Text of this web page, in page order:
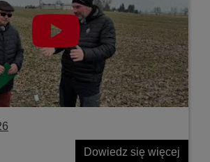
Dowiedz się więcej